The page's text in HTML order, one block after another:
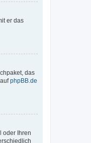
er das
das
phpBB.de
oder Ihren